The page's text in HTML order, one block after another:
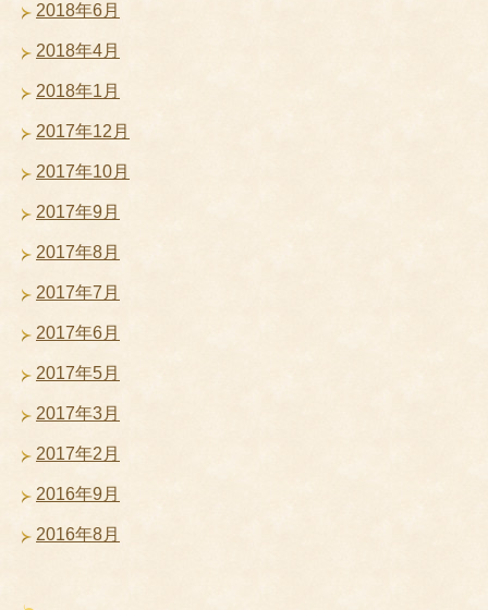
2018年6月
2018年4月
2018年1月
2017年12月
2017年10月
2017年9月
2017年8月
2017年7月
2017年6月
2017年5月
2017年3月
2017年2月
2016年9月
2016年8月